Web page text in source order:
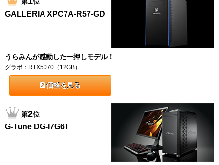
GALLERIA XPC7A-R57-GD
うらみんが感動した一押しモデル！
グラボ：RTX5070（12GB）
価格を見る
第2位
G-Tune DG-I7G6T